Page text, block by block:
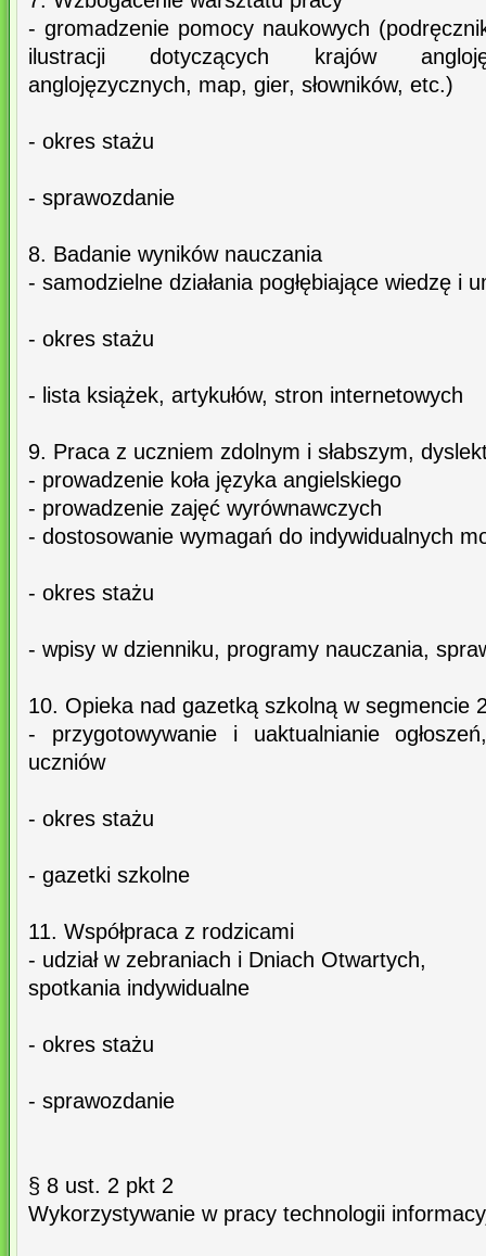
- gromadzenie pomocy naukowych
ilustracji dotyczących krajów
anglojęzycznych, map, gier, słowników, etc.)
- okres stażu
- sprawozdanie
8. Badanie wyników nauczania
- samodzielne działania pogłębiające wiedzę i
- okres stażu
- lista książek, artykułów, stron internetowych
9. Praca z uczniem zdolnym i słabszym,
- prowadzenie koła języka angielskiego
- prowadzenie zajęć wyrównawczych
- dostosowanie wymagań do indywidualnych
- okres stażu
- wpisy w dzienniku, programy nauczania,
10. Opieka nad gazetką szkolną w segmencie
- przygotowywanie i uaktualnianie
uczniów
- okres stażu
- gazetki szkolne
11. Współpraca z rodzicami
- udział w zebraniach i Dniach Otwartych,
spotkania indywidualne
- okres stażu
- sprawozdanie
§ 8 ust. 2 pkt 2
Wykorzystywanie w pracy technologii